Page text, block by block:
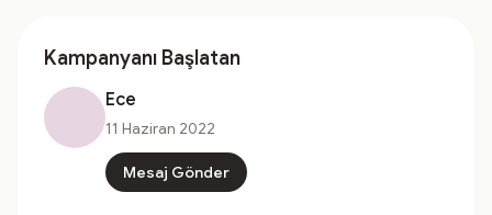
Kampanyanı Başlatan
Ece
11 Haziran 2022
Mesaj Gönder